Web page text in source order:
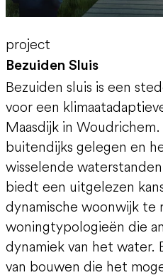
project
Bezuiden Sluis
Bezuiden sluis is een
voor een
Maasdijk in
buitendijks gelegen en
wisselende
biedt een uitgelezen
dynamische woonwijk te
woningtypologieën die
dynamiek van het water.
van bouwen die het